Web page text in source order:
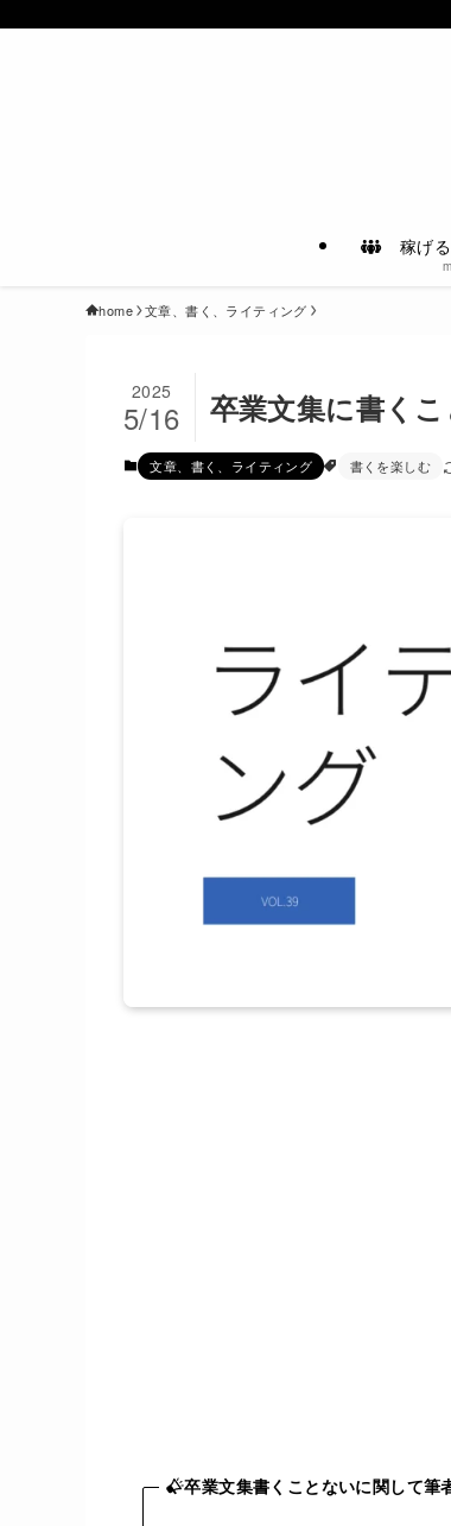
稼げ
home 文章、書く、ライティング
卒業文集に書く
2025
5/16
文章、書く、ライティング 書くを楽しむ
卒業文集書くことないに関して筆